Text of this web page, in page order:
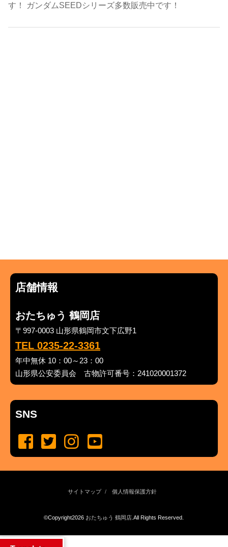
す！ ガンダムSEEDシリーズ多数販売中です！
店舗情報
おたちゅう 鶴岡店
〒997-0003 山形県鶴岡市文下広野1
TEL 0235-22-3361
年中無休 10：00～23：00
山形県公安委員会 古物許可番号：241020001372
SNS
サイトマップ 個人情報保護方針
©Copyright2026 おたちゅう 鶴岡店 .All Rights Reserved.